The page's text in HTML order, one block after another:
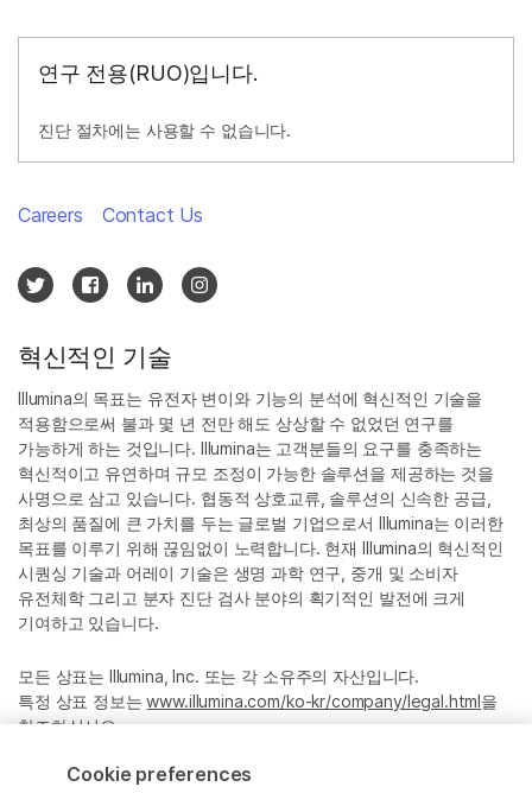
연구 전용(RUO)입니다.
진단 절차에는 사용할 수 없습니다.
혁신적인 기술
Illumina의 목표는 유전자 변이와 기능의 분석에 혁신적인 기술을
적용함으로써 불과 몇 년 전만 해도 상상할 수 없었던 연구를
가능하게 하는 것입니다. Illumina는 고객분들의 요구를 충족하는
혁신적이고 유연하며 규모 조정이 가능한 솔루션을 제공하는 것을
사명으로 삼고 있습니다. 협동적 상호교류, 솔루션의 신속한 공급,
최상의 품질에 큰 가치를 두는 글로벌 기업으로서 Illumina는 이러한
목표를 이루기 위해 끊임없이 노력합니다. 현재 Illumina의 혁신적인
시퀀싱 기술과 어레이 기술은 생명 과학 연구, 중개 및 소비자
유전체학 그리고 분자 진단 검사 분야의 획기적인 발전에 크게
기여하고 있습니다.
모든 상표는 Illumina, Inc. 또는 각 소유주의 자산입니다.
특정 상표 정보는www.illumina.com/ko-kr/company/legal.html을
참조하십시오.
Careers Contact Us
Cookie preferences